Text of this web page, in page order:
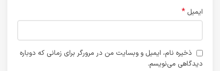
ایمیل *
ذخیره نام، ایمیل و وبسایت من در مرورگر برای زمانی که دوباره
دیدگاهی می‌نویسم.